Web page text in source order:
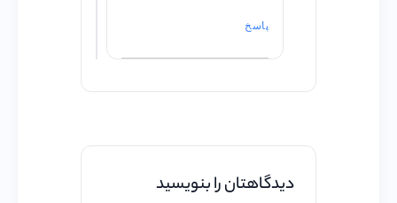
پاسخ
دیدگاهتان را بنویسید